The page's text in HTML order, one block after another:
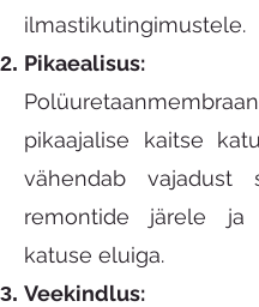
ilmastikutingimustele.
Pikaealisus:
pikaajalise kaitse
vähendab vajadust
remontide järele ja
katuse eluiga.
Veekindlus: